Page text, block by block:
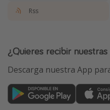
Rss
¿Quieres recibir
Descarga nuestra App